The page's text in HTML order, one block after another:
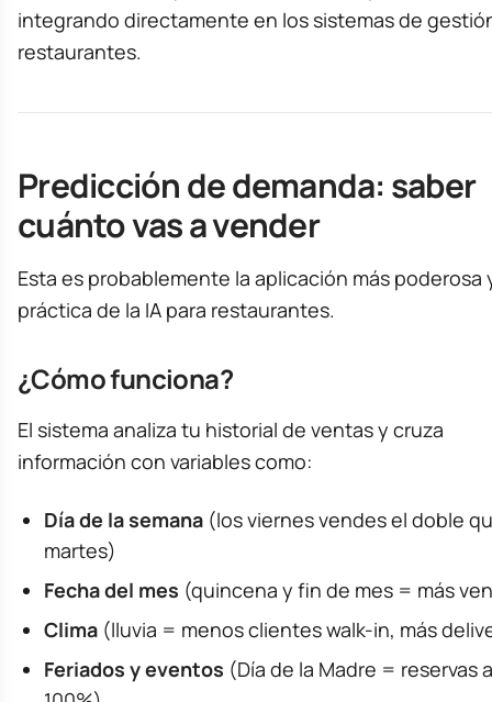
integrando directamente en los sistemas de
restaurantes.
Predicción de demanda: saber
cuánto vas a vender
Esta es probablemente la aplicación más poderosa
práctica de la IA para restaurantes.
¿Cómo funciona?
El sistema analiza tu historial de ventas y cruza
información con variables como:
Día de la semana (los viernes vendes el doble
martes)
Fecha del mes (quincena y fin de mes = más
Clima (lluvia = menos clientes walk-in, más
Feriados y eventos (Día de la Madre = reservas